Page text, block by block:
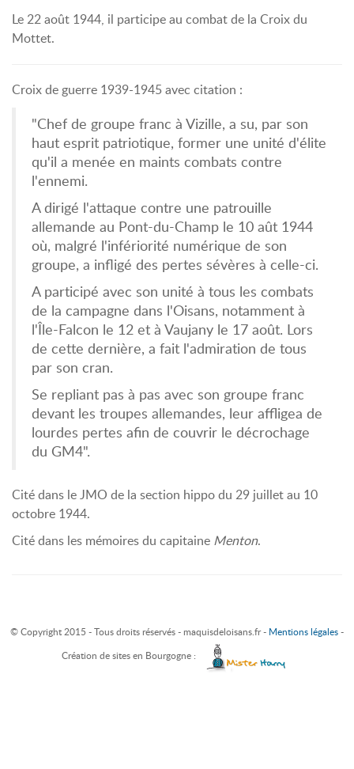
Le 22 août 1944, il participe au combat de la Croix du
Mottet.
Croix de guerre 1939-1945 avec citation :
"Chef de groupe franc à Vizille, a su, par son
haut esprit patriotique, former une unité d'élite
qu'il a menée en maints combats contre
l'ennemi.
A dirigé l'attaque contre une patrouille
allemande au Pont-du-Champ le 10 aût 1944
où, malgré l'infériorité numérique de son
groupe, a infligé des pertes sévères à celle-ci.
A participé avec son unité à tous les combats
de la campagne dans l'Oisans, notamment à
l'Île-Falcon le 12 et à Vaujany le 17 août. Lors
de cette dernière, a fait l'admiration de tous
par son cran.
Se repliant pas à pas avec son groupe franc
devant les troupes allemandes, leur affligea de
lourdes pertes afin de couvrir le décrochage
du GM4".
Cité dans le JMO de la section hippo du 29 juillet au 10
octobre 1944.
Cité dans les mémoires du capitaine Menton.
© Copyright 2015 - Tous droits réservés - maquisdeloisans.fr - Mentions légales -
Création de sites en Bourgogne :